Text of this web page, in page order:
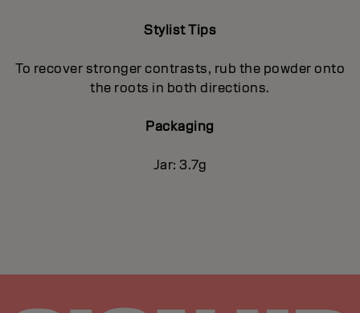
Stylist Tips
To recover stronger contrasts, rub the powder onto
the roots in both directions.
Packaging
Jar: 3.7g